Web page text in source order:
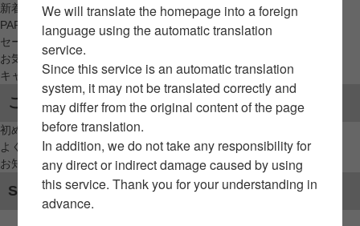
新着アイテムから探す
PARCO限定アイテムから探す
セールアイテムから探す
お気に入りから探す
キャンペーン/クーポン対象から探す
ご利用案内
初めてのお客様へ
よくあるご質問 / お問い合わせ
お知らせ
SNSアカウント
We will translate the homepage into a foreign
language using the automatic translation
service.
Since this service is an automatic translation
system, it may not be translated correctly and
may differ from the original content of the page
before translation.
In addition, we do not take any responsibility for
any direct or indirect damage caused by using
this service. Thank you for your understanding in
advance.